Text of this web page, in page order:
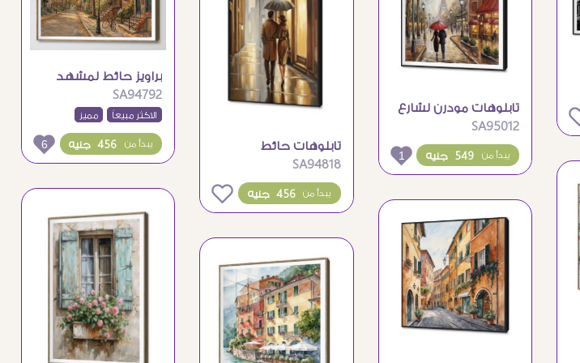
تابلوهات مودرن لشارع
باريسي ممطر و برج
ايفل
SA95012
549 جنيه يبدأ من 1
تابلوهات حائط
رومانسية لزوجين
بمدينة كلاسيكية
ممطرة
SA94818
456 جنيه يبدأ من
براويز حائط لمشهد
شارع خريفي ساحر
وهادئ
SA94792
الاكثر مبيعاً مميز
456 جنيه يبدأ من 6